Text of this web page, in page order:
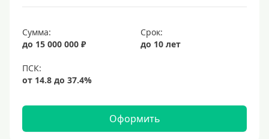
Долгосрочные
Год
3 года
4 года
Сумма:
до 15 000 000 ₽
Срок:
до 10 лет
Оформить